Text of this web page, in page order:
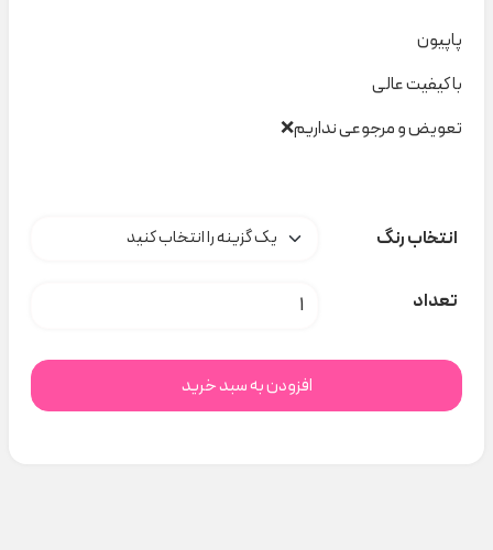
پاپیون
با کیفیت عالی
تعویض و مرجوعی نداریم❌
انتخاب رنگ
تعداد پاپیون یقه کد t000899 عدد
افزودن به سبد خرید